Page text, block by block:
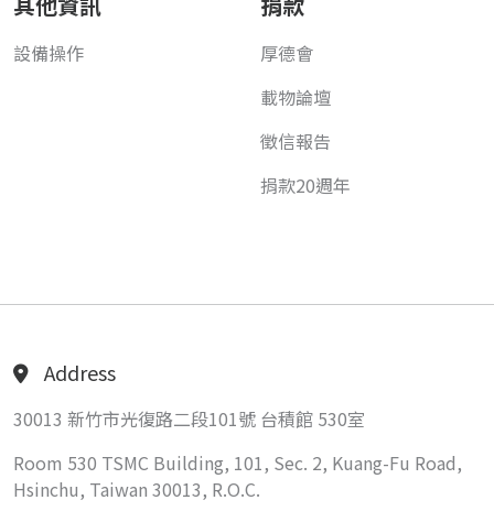
設備操作
厚德會
載物論壇
徵信報告
捐款20週年
Address
30013 新竹市光復路二段101號 台積館 530室
Room 530 TSMC Building, 101, Sec. 2, Kuang-Fu Road,
Hsinchu, Taiwan 30013, R.O.C.